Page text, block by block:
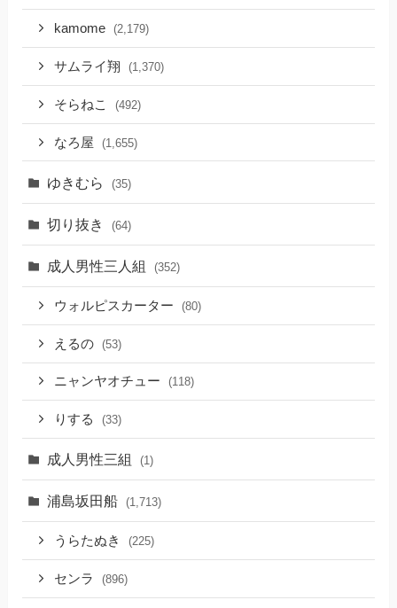
kamome (2,179)
サムライ翔 (1,370)
そらねこ (492)
なろ屋 (1,655)
ゆきむら (35)
切り抜き (64)
成人男性三人組 (352)
ウォルピスカーター (80)
えるの (53)
ニャンヤオチュー (118)
りする (33)
成人男性三組 (1)
浦島坂田船 (1,713)
うらたぬき (225)
センラ (896)